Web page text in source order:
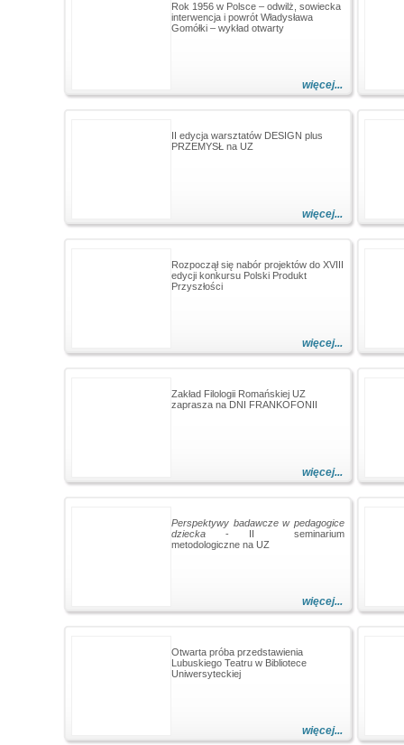
więcej...
Rok 1956 w Polsce – odwilż, sowiecka
interwencja i powrót Władysława
Gomółki – wykład otwarty
więcej...
II edycja warsztatów DESIGN plus
PRZEMYSŁ na UZ
więcej...
Rozpoczął się nabór projektów do XVIII
edycji konkursu Polski Produkt
Przyszłości
więcej...
Zakład Filologii Romańskiej UZ
zaprasza na DNI FRANKOFONII
więcej...
Perspektywy badawcze w pedagogice
dziecka - II seminarium
metodologiczne na UZ
więcej...
Otwarta próba przedstawienia
Lubuskiego Teatru w Bibliotece
Uniwersyteckiej